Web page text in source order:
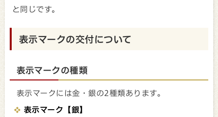
と同じです。
表示マークの交付について
表示マークの種類
表示マークには金・銀の2種類あります。
表示マーク【銀】